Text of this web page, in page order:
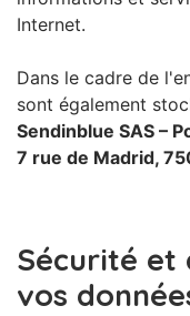
Internet.
Dans le cadre de
sont également
Sendinblue SAS –
7 rue de Madrid,
Sécurité et
vos